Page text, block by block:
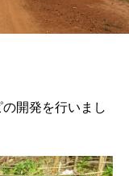
開発を行いまし